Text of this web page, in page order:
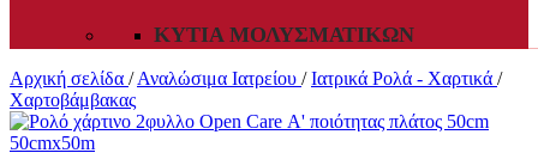
ΚΥΤΊΑ ΜΟΛΥΣΜΑΤΙΚΏΝ
Αρχική σελίδα / Αναλώσιμα Ιατρείου / Ιατρικά Ρολά - Χαρτικά /
Χαρτοβάμβακας